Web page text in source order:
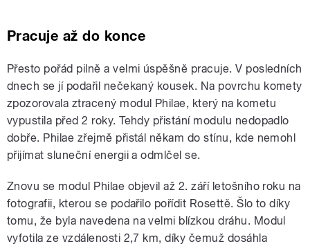
Pracuje až do konce
Přesto pořád pilně a velmi úspěšně pracuje. V posledních
dnech se jí podařil nečekaný kousek. Na povrchu komety
zpozorovala ztracený modul Philae, který na kometu
vypustila před 2 roky. Tehdy přistání modulu nedopadlo
dobře. Philae zřejmě přistál někam do stínu, kde nemohl
přijímat sluneční energii a odmlčel se.
Znovu se modul Philae objevil až 2. září letošního roku na
fotografii, kterou se podařilo pořídit Rosettě. Šlo to díky
tomu, že byla navedena na velmi blízkou dráhu. Modul
vyfotila ze vzdálenosti 2,7 km, díky čemuž dosáhla